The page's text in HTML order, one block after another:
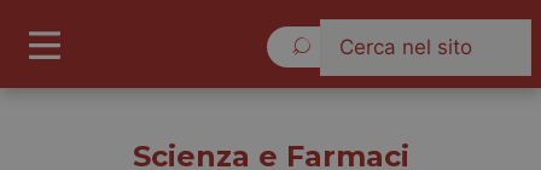
Scienza e Farmaci